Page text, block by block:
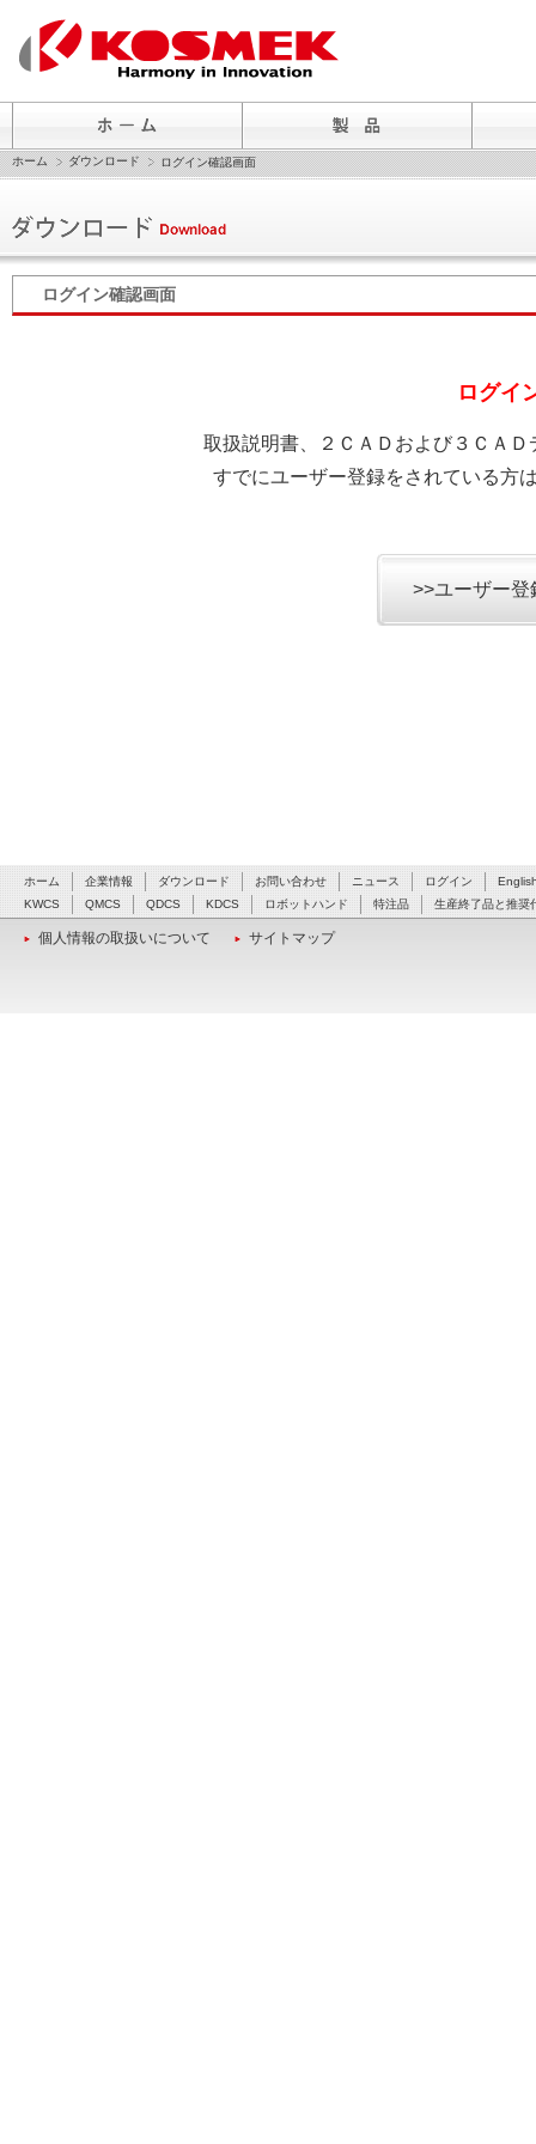
ホーム ダウンロード ログイン確認画面
ログイン確認画面
ログイ
取扱説明書、２ＣＡＤおよび３ＣＡ
すでにユーザー登録をされている方
>>ユーザー
ホーム 企業情報 ダウンロード お問い合わせ ニュース ログイン
KWCS
QMCS QDCS KDCS ロボットハンド 特注品 生産終了品と推奨
個人情報の取扱いについて サイトマップ